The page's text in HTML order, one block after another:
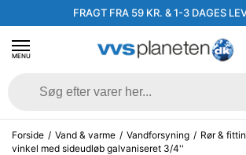
FRAGT FRA 59 KR. & 1-3 DAGES
MENU
Forside / Vand & varme / Vandforsyning / Rør &
vinkel med sideudløb galvaniseret 3/4''